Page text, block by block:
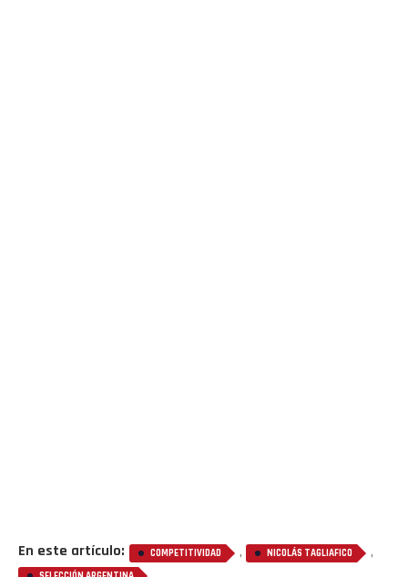
En este artículo: COMPETITIVIDAD , NICOLÁS TAGLIAFICO ,
Pinterest